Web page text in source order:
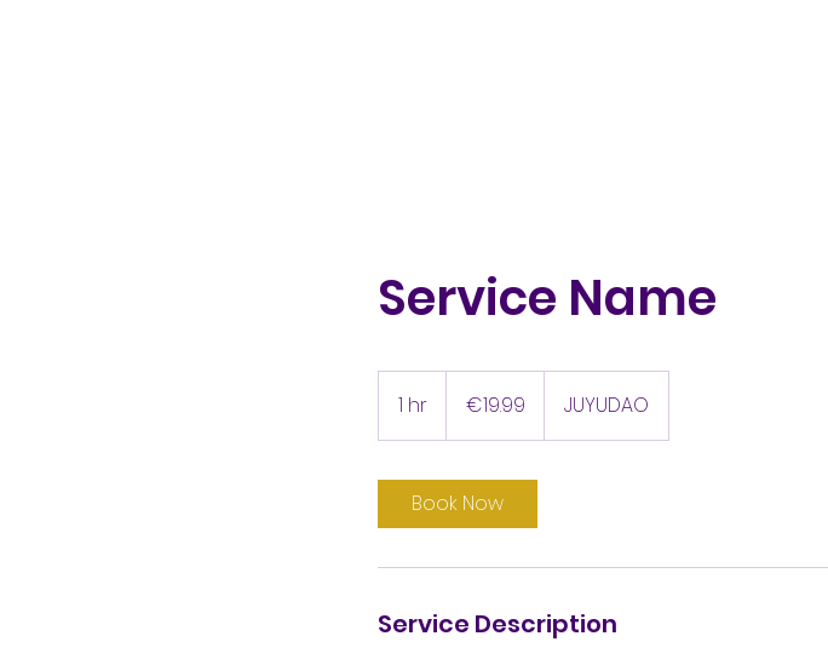
Service Name
1 hr
h
€19.99 JUYUDAO
Book Now
Service Description